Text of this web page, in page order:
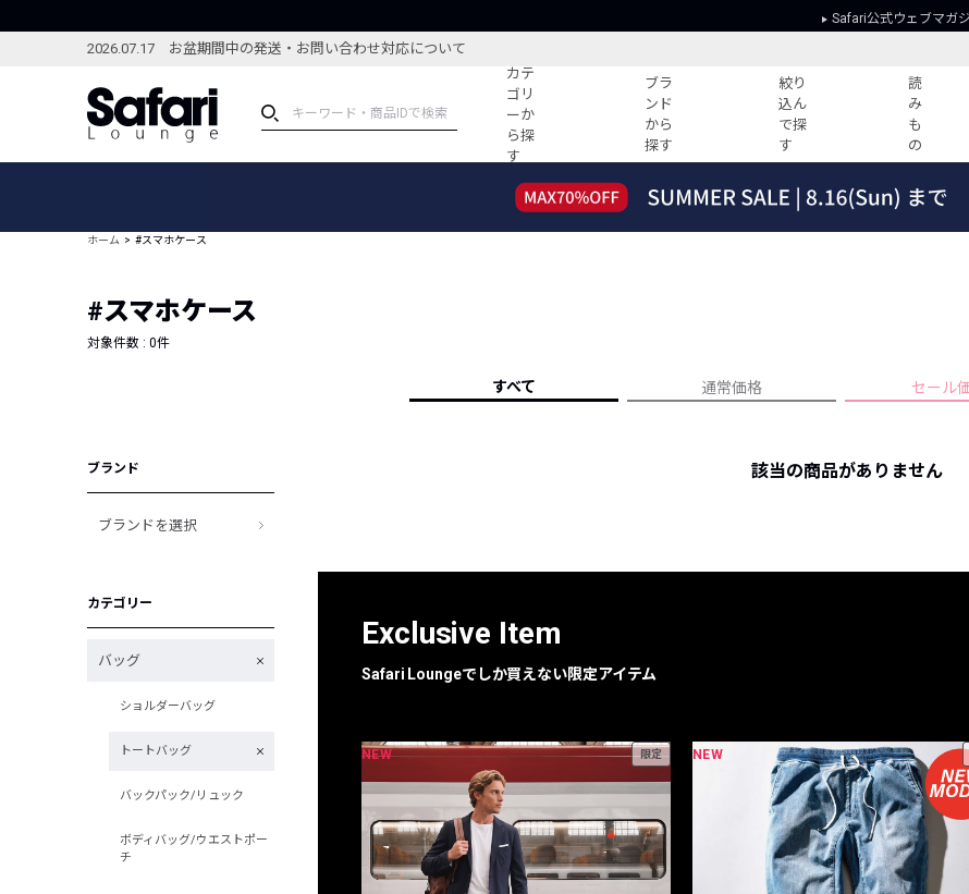
Safari公式ウェブマガ
2026.07.17 お盆期間中の発送・お問い合わせ対応について
カテ
ゴリ
ーか
ら探
す
ブラ
ンド
から
探す
絞り
込ん
で探
す
読
み
も
の
ブランドから探す
新着アイテム
編集部のおすすめアイテム
すべての記事
人気記事ランキング
フォーカスブランド
プライバシー
ホーム #スマホケース
#スマホケース
対象件数 : 0件
すべて 通常価格 セール
ブランド
ブランドを選択
カテゴリー
バッグ
ショルダーバッグ
トートバッグ
バックパック/リュック
ボディバッグ/ウエストポー
チ
該当の商品がありません
Exclusive Item
Safari Loungeでしか買えない限定アイテム
NEW 限定 NEW